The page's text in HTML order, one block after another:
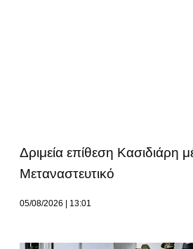
Δριμεία επίθεση Κασιδιάρη
Μεταναστευτικό
05/08/2026 13:01